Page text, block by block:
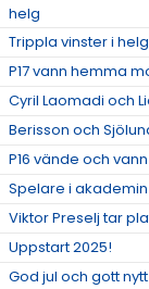
helg
Trippla vinster i
P17 vann hemma
Cyril Laomadi och
Berisson och
P16 vände och
Spelare i
Viktor Preselj tar
Uppstart 2025!
God jul och gott